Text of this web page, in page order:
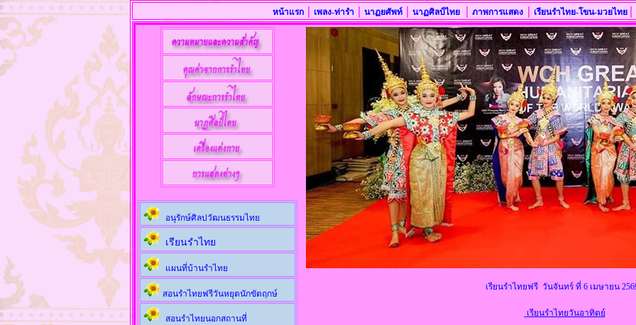
หน้าแรก | เพลง-ท่ารำ | นาฏยศัพท์ | นาฏศิลป์ไทย | ภาพการแสดง | เรียนรำไทย-โขน-มวยไทย |
อนุรักษ์ศิลปวัฒนธรรมไทย
เรียนรำไทย
แผนที่บ้านรำไทย
สอนรำไทยฟรีวันหยุดนักขัตฤกษ์
สอนรำไทยนอกสถานที่
เรียนรำไทยฟรี วันจันทร์ ที่ 6 เมษายน
เรียนรำไทยวันอาทิตย์